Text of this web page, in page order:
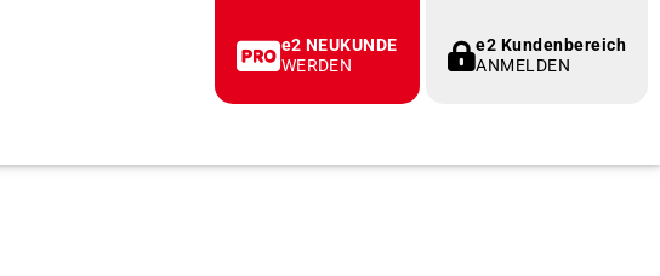
e2 Kundenbereich
ANMELDEN
e2 NEUKUNDE
WERDEN